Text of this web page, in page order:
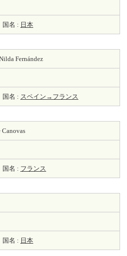
国名 : 日本
Fernández
国名 : スペイン→フランス
Canovas
国名 : フランス
国名 : 日本